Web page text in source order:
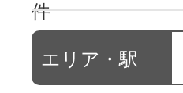
件
エリア・駅